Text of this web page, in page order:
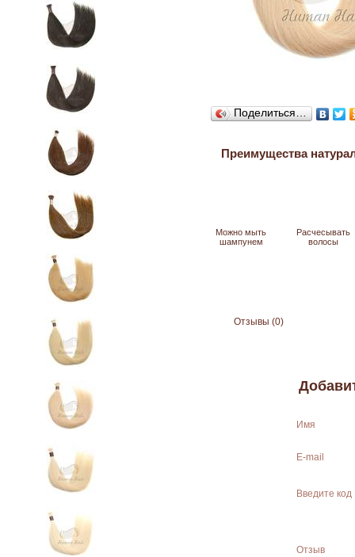
Поделиться…
Преимущества
Можно мыть
шампунем
Расчесывать
волосы
Отзывы (0)
Имя
E-mail
Введите код
Отзыв